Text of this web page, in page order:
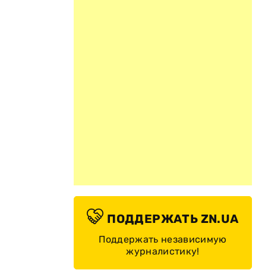
ПОДДЕРЖАТЬ ZN.UA
Поддержать независимую
журналистику!